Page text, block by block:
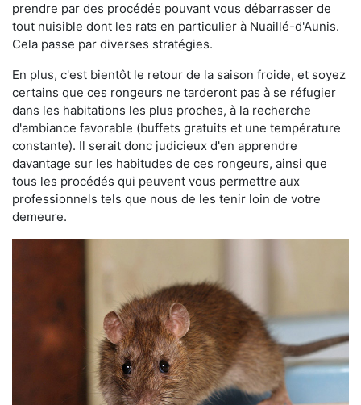
prendre par des procédés pouvant vous débarrasser de
tout nuisible dont les rats en particulier à Nuaillé-d'Aunis.
Cela passe par diverses stratégies.
En plus, c'est bientôt le retour de la saison froide, et soyez
certains que ces rongeurs ne tarderont pas à se réfugier
dans les habitations les plus proches, à la recherche
d'ambiance favorable (buffets gratuits et une température
constante). Il serait donc judicieux d'en apprendre
davantage sur les habitudes de ces rongeurs, ainsi que
tous les procédés qui peuvent vous permettre aux
professionnels tels que nous de les tenir loin de votre
demeure.